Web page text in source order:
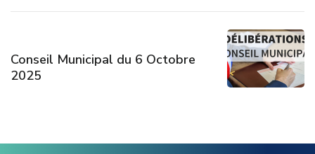
Conseil Municipal du 6 Octobre
2025